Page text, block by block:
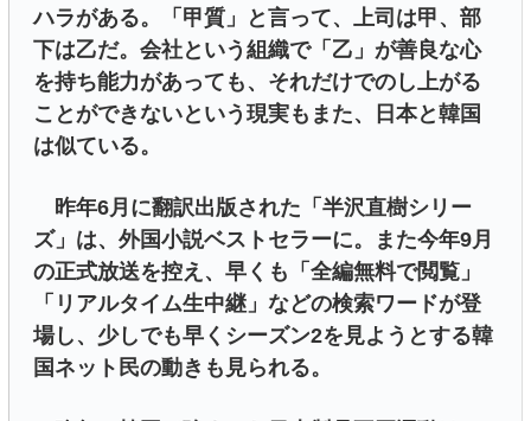
ハラがある。「甲質」と言って、上司は甲、部
下は乙だ。会社という組織で「乙」が善良な心
を持ち能力があっても、それだけでのし上がる
ことができないという現実もまた、日本と韓国
は似ている。
昨年6月に翻訳出版された「半沢直樹シリー
ズ」は、外国小説ベストセラーに。また今年9月
の正式放送を控え、早くも「全編無料で閲覧」
「リアルタイム生中継」などの検索ワードが登
場し、少しでも早くシーズン2を見ようとする韓
国ネット民の動きも見られる。